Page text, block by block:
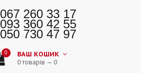
067 260 33 17
093 360 42 55
050 730 47 97
0 ВАШ КОШИК
0 товарів — 0